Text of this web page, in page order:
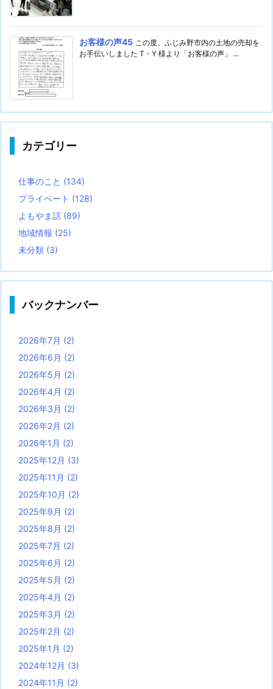
お客様の声45 この度、ふじみ野市内の土地の売却を
お手伝いしました T・Y 様より「お客様の声」 ...
カテゴリー
仕事のこと (134)
プライベート (128)
よもやま話 (89)
地域情報 (25)
未分類 (3)
バックナンバー
2026年7月 (2)
2026年6月 (2)
2026年5月 (2)
2026年4月 (2)
2026年3月 (2)
2026年2月 (2)
2026年1月 (2)
2025年12月 (3)
2025年11月 (2)
2025年10月 (2)
2025年9月 (2)
2025年8月 (2)
2025年7月 (2)
2025年6月 (2)
2025年5月 (2)
2025年4月 (2)
2025年3月 (2)
2025年2月 (2)
2025年1月 (2)
2024年12月 (3)
2024年11月 (2)